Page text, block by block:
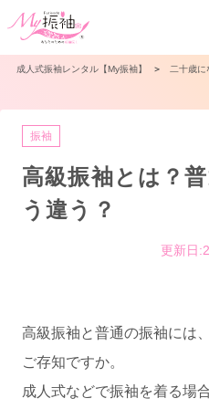
成人式振袖レンタル【My振袖】 ＞ 二十歳に
振袖
高級振袖とは？
う違う？
更新日
高級振袖と普通の振袖には
ご存知ですか。
成人式などで振袖を着る場